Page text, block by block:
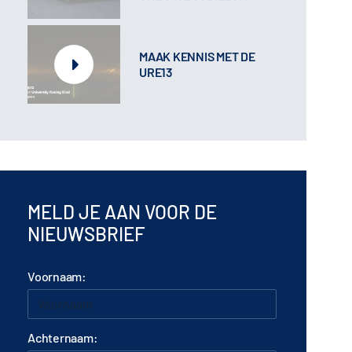
MAAK KENNIS MET DE
URE13
MELD JE AAN VOOR DE
NIEUWSBRIEF
Voornaam:
Achternaam: